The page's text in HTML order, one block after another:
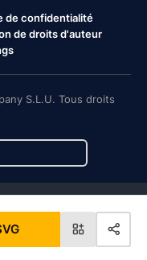
de confidentialité
de droits d'auteur
S.L.U. Tous droits